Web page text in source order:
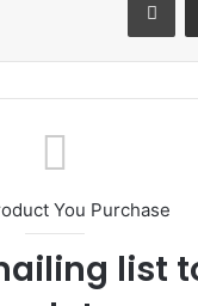
You Purchase
list